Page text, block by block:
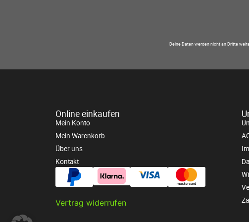
Deine Daten werden nicht an Dritte
Online einkaufen
Mein Konto
Mein Warenkorb
Über uns
Kontakt
Vertrag widerrufen